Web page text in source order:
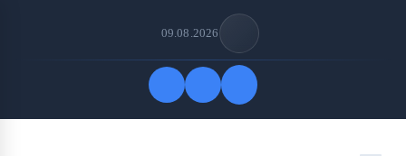
09.08.2026